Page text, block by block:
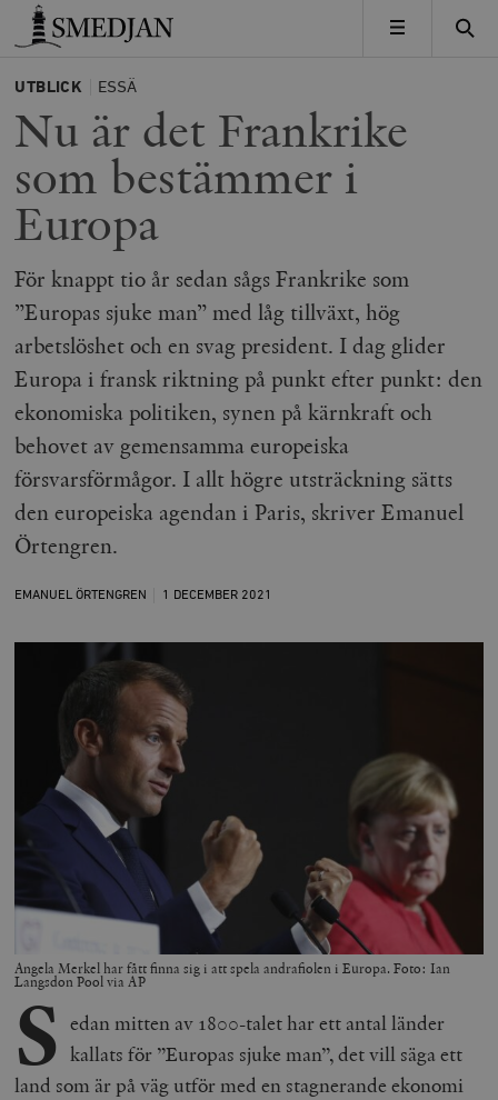
Timbro
MENY
UTBLICK ESSÄ
Nu är det Frankrike
som bestämmer i
Europa
För knappt tio år sedan sågs Frankrike som
”Europas sjuke man” med låg tillväxt, hög
arbetslöshet och en svag president. I dag glider
Europa i fransk riktning på punkt efter punkt: den
ekonomiska politiken, synen på kärnkraft och
behovet av gemensamma europeiska
försvarsförmågor. I allt högre utsträckning sätts
den europeiska agendan i Paris, skriver Emanuel
Örtengren.
EMANUEL ÖRTENGREN 1 DECEMBER 2021
Angela Merkel har fått finna sig i att spela andrafiolen i Europa. Foto: Ian
Langsdon Pool via AP
S edan mitten av 1800-talet har ett antal länder
kallats för ”Europas sjuke man”, det vill säga ett
land som är på väg utför med en stagnerande ekonomi